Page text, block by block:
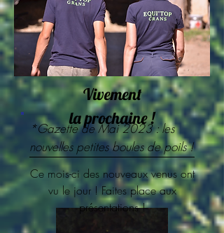
Vivement
la prochaine !
*Gazette de Mai 2023 : les
nouvelles petites boules de poils !
Ce mois-ci des nouveaux venus ont
vu le jour !Faites place aux
présentations !